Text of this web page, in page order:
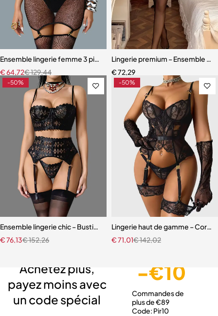
Ensemble lingerie femme 3 pièces – Résille noire brodée avec
€129,44
€64,72
Lingerie premium – Ensemble
€72,29
-50%
Ensemble lingerie chic – Bustier sculptant avec porte-jarretelles et
€152,26
€76,13
-50%
Lingerie haut de gamme –
€142,02
€71,01
Achetez plus,
payez moins avec
un code spécial
-€10
Commandes de
plus de €89
Code: Pir10